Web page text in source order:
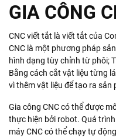
GIA CÔNG
CNC viết tắt là viết tắt của
CNC là một phương pháp
hình dạng tùy chỉnh từ phôi;
Bằng cách cắt vật liệu từng
vì thêm vật liệu để tạo ra sản
Gia công CNC có thể được
thực hiện bởi robot. Quá
máy CNC có thể chạy tự